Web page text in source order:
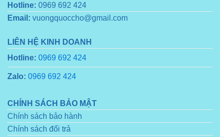
Hotline: 0969 692 424
Email: vuongquoccho@gmail.com
LIÊN HỆ KINH DOANH
Hotline: 0969 692 424
Zalo: 0969 692 424
CHÍNH SÁCH BẢO MẬT
Chính sách bảo hành
Chính sách đổi trả